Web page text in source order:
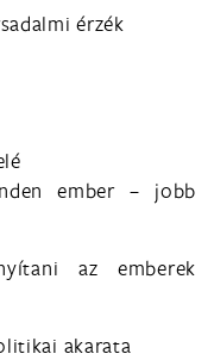
érzék
ember – jobb
az emberek
akarata